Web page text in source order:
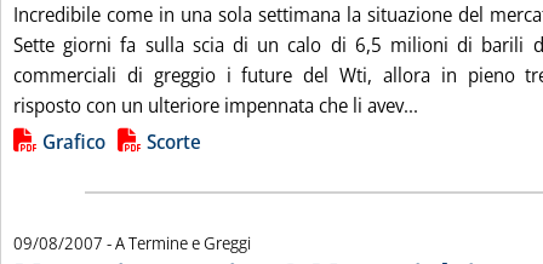
Incredibile come in una sola settimana la situazione del
Sette giorni fa sulla scia di un calo di 6,5 milioni di barili
commerciali di greggio i future del Wti, allora in pieno
risposto con un ulteriore impennata che li avev...
Lista allegati PDF alla notizia
Grafico Scorte
09/08/2007 - A Termine e Greggi